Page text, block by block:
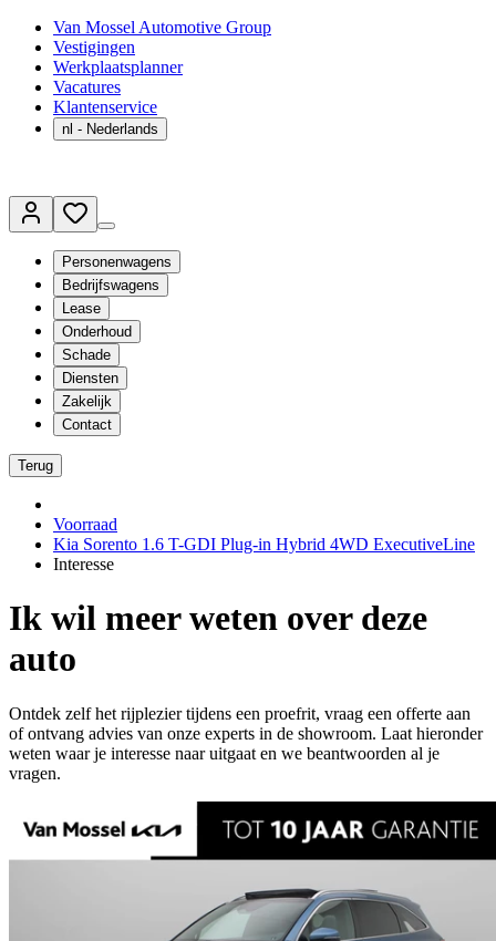
Van Mossel Automotive Group
Vestigingen
Werkplaatsplanner
Vacatures
Klantenservice
nl - Nederlands
Personenwagens
Bedrijfswagens
Lease
Onderhoud
Schade
Diensten
Zakelijk
Contact
Terug
Voorraad
Kia Sorento 1.6 T-GDI Plug-in Hybrid 4WD ExecutiveLine
Interesse
Ik wil meer weten over deze
auto
Ontdek zelf het rijplezier tijdens een proefrit, vraag een offerte aan
of ontvang advies van onze experts in de showroom. Laat hieronder
weten waar je interesse naar uitgaat en we beantwoorden al je
vragen.